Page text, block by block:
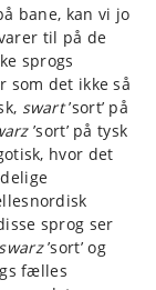
bane, kan vi jo
til på de
sprogs
det ikke så
swart’sort’ på
’sort’ på tysk
hvor det
sprog ser
swarz’sort’ og
fælles